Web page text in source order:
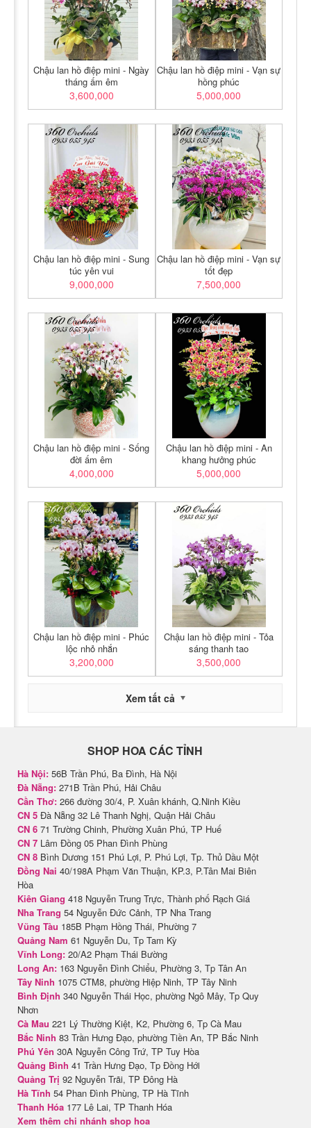
Chậu lan hồ điệp mini - Ngày
tháng ấm êm
3,600,000
Chậu lan hồ điệp mini - Vạn sự
hồng phúc
5,000,000
Chậu lan hồ điệp mini - Sung
túc yên vui
9,000,000
Chậu lan hồ điệp mini - Vạn sự
tốt đẹp
7,500,000
Chậu lan hồ điệp mini - Sống
đời ấm êm
4,000,000
Chậu lan hồ điệp mini - An
khang hưởng phúc
5,000,000
Chậu lan hồ điệp mini - Phúc
lộc nhỏ nhắn
3,200,000
Chậu lan hồ điệp mini - Tỏa
sáng thanh tao
3,500,000
Xem tất cả
SHOP HOA CÁC TỈNH
Hà Nội: 56B Trần Phú, Ba Đình, Hà Nội
Đà Nẵng: 271B Trần Phú, Hải Châu
Cần Thơ: 266 đường 30/4, P. Xuân khánh, Q.Ninh Kiều
CN 5 Đà Nẵng 32 Lê Thanh Nghị, Quận Hải Châu
CN 6 71 Trường Chinh, Phường Xuân Phú, TP Huế
CN 7 Lâm Đồng 05 Phan Đình Phùng
CN 8 Bình Dương 151 Phú Lợi, P. Phú Lợi, Tp. Thủ Dầu Một
Đồng Nai 40/198A Phạm Văn Thuận, KP.3, P.Tân Mai Biên
Hòa
Kiên Giang 418 Nguyễn Trung Trực, Thành phố Rạch Giá
Nha Trang 54 Nguyễn Đức Cảnh, TP Nha Trang
Vũng Tàu 185B Phạm Hồng Thái, Phường 7
Quảng Nam 61 Nguyễn Du, Tp Tam Kỳ
Vĩnh Long: 20/A2 Phạm Thái Bường
Long An: 163 Nguyễn Đình Chiểu, Phường 3, Tp Tân An
Tây Ninh 1075 CTM8, phường Hiệp Ninh, TP Tây Ninh
Bình Định 340 Nguyễn Thái Học, phường Ngô Mây, Tp Quy
Nhơn
Cà Mau 221 Lý Thường Kiệt, K2, Phường 6, Tp Cà Mau
Bắc Ninh 83 Trần Hưng Đạo, phường Tiền An, TP Bắc Ninh
Phú Yên 30A Nguyễn Công Trứ, TP Tuy Hòa
Quảng Bình 41 Trần Hưng Đạo, Tp Đồng Hới
Quảng Trị 92 Nguyễn Trãi, TP Đông Hà
Hà Tĩnh 54 Phan Đình Phùng, TP Hà Tĩnh
Thanh Hóa 177 Lê Lai, TP Thanh Hóa
Xem thêm chi nhánh shop hoa